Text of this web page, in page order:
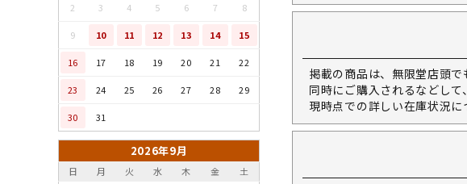
2 3 4 5 6 7 8
9 10 11 12 13 14 15
16 17 18 19 20 21 22
23 24 25 26 27 28 29
30 31
2026年9月
日 月 火 水 木 金
土
掲載の商品は、無限堂店頭で
同時にご購入されるなどして
現時点での詳しい在庫状況